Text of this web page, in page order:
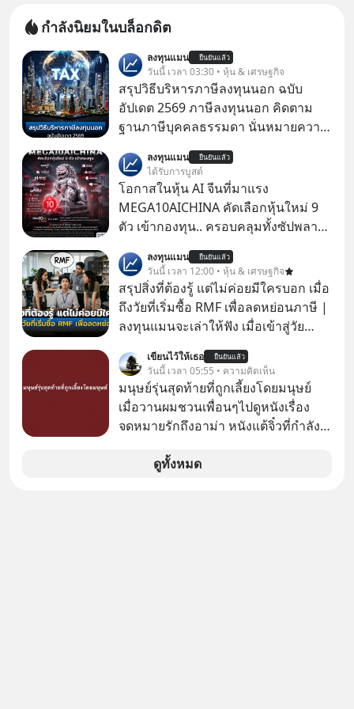
กำลังนิยมในบล็อกดิต
ลงทุนแมน ยืนยันแล้ว
วันนี้ เวลา 03:30 • หุ้น & เศรษฐกิจ
สรุปวิธีบริหารภาษีลงทุนนอก ฉบับ
อัปเดต 2569 ภาษีลงทุนนอก คิดตาม
ฐานภาษีบุคคลธรรมดา นั่นหมายความ
ลงทุนแมน ยืนยันแล้ว
ได้รับการบูสต์
โอกาสในหุ้น AI จีนที่มาแรง
MEGA10AICHINA คัดเลือกหุ้นใหม่ 9
ตัว เข้ากองทุน.. ครอบคลุมทั้งซัปพลาย
โปรโมชัน ลด 50% ค่าธรรมเนียมซื้อ |
ยอด 2 ล้านบาทขึ้นไป ฟรีค่าธรรมเนียม
ซื้อ
ลงทุนแมน ยืนยันแล้ว
วันนี้ เวลา 12:00 • หุ้น & เศรษฐกิจ
สรุปสิ่งที่ต้องรู้ แต่ไม่ค่อยมีใครบอก เมื่อ
ถึงวัยที่เริ่มซื้อ RMF เพื่อลดหย่อนภาษี |
ลงทุนแมนจะเล่าให้ฟัง เมื่อเข้าสู่วัย
ภาษี หลายคนมักได้รับคำแนะนำให้
ลงทุนใน RMF เพราะนอกจากจะช่วยลด
หย่อนภาษีได้แล้ว ยังเป็นโอกาสในการ
สร้างความมั่งคั่งระยะยาว แต่น้อยคน
อะไรบ้าง ควรดู ตรงไหน ทำอย่างไร ถึง
จะดีกับเรา แล้วเราควรรู้ข้อมูลอะไร
เขียนไว้ให้เธอ ยืนยันแล้ว
วันนี้ เวลา 05:55 • ความคิดเห็น
มนุษย์รุ่นสุดท้ายที่ถูกเลี้ยงโดยมนุษย์
เมื่อวานผมชวนเพื่อนๆไปดูหนังเรื่อง
จดหมายรักถึงอาม่า หนังแต้จิ๋วที่กำลัง
ป๊าผมเห็นโปสเตอร์หนังเรื่องนี้หลาย
ดูทั้งหมด